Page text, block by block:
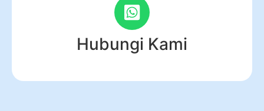
Hubungi Kami